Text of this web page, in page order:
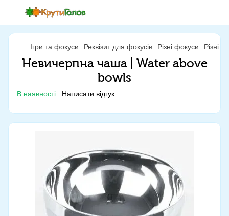
Ігри та фокуси Реквізит для фокусів Різні фокуси Різні
Невичерпна чаша | Water above
bowls
В наявності Написати відгук